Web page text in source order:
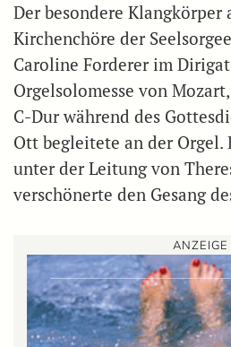
Der besondere Klangkörper
Kirchenchöre der
Caroline Forderer im
Orgelsolomesse von
C-Dur während des
Ott begleitete an der Orgel.
unter der Leitung von
verschönerte den Gesang
ANZEIGE